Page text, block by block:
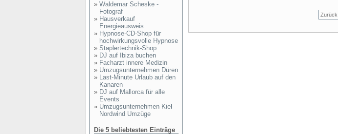
» Waldemar Scheske -
Fotograf
» Hausverkauf
Energieausweis
» Hypnose-CD-Shop für
hochwirkungsvolle Hypnose
» Staplertechnik-Shop
» DJ auf Ibiza buchen
» Facharzt innere Medizin
» Umzugsunternehmen Düren
» Last-Minute Urlaub auf den
Kanaren
» DJ auf Mallorca für alle
Events
» Umzugsunternehmen Kiel
Nordwind Umzüge
Die 5 beliebtesten Einträge
Zurück